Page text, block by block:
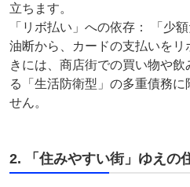
立ちます。
「リボ払い」への依存： 「少
油断から、カードの支払いをリ
きには、商店街での買い物や
る「生活防衛型」の多重債務に
せん。
2. 「住みやすい街」ゆえの